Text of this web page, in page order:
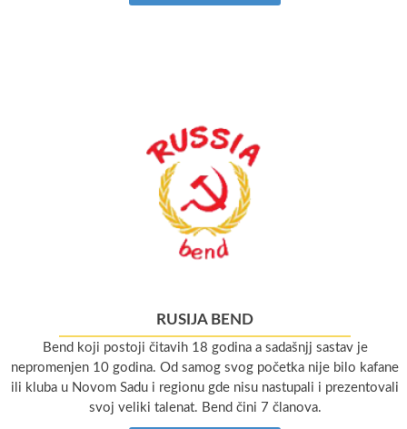
RUSIJA BEND
Bend koji postoji čitavih 18 godina a sadašnjj sastav je
nepromenjen 10 godina. Od samog svog početka nije bilo kafane
ili kluba u Novom Sadu i regionu gde nisu nastupali i prezentovali
svoj veliki talenat. Bend čini 7 članova.